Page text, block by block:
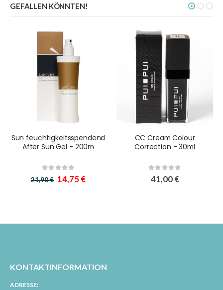
GEFALLEN KÖNNTEN!
Sun feuchtigkeitsspendend
After Sun Gel - 200m
Rating:
21,90 € Sonderangebot
14,75 €
CC Cream Colour
Correction - 30ml
Rating:
0%
41,00 €
KONTAKTINFORMATION
ADRESSE: